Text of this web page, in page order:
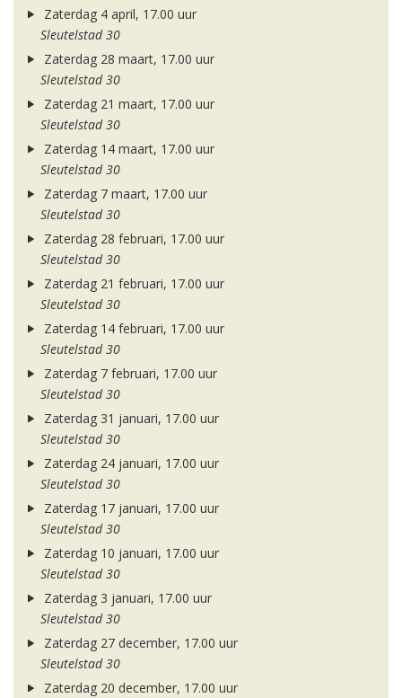
Zaterdag 4 april, 17.00 uur
Sleutelstad 30
Zaterdag 28 maart, 17.00 uur
Sleutelstad 30
Zaterdag 21 maart, 17.00 uur
Sleutelstad 30
Zaterdag 14 maart, 17.00 uur
Sleutelstad 30
Zaterdag 7 maart, 17.00 uur
Sleutelstad 30
Zaterdag 28 februari, 17.00 uur
Sleutelstad 30
Zaterdag 21 februari, 17.00 uur
Sleutelstad 30
Zaterdag 14 februari, 17.00 uur
Sleutelstad 30
Zaterdag 7 februari, 17.00 uur
Sleutelstad 30
Zaterdag 31 januari, 17.00 uur
Sleutelstad 30
Zaterdag 24 januari, 17.00 uur
Sleutelstad 30
Zaterdag 17 januari, 17.00 uur
Sleutelstad 30
Zaterdag 10 januari, 17.00 uur
Sleutelstad 30
Zaterdag 3 januari, 17.00 uur
Sleutelstad 30
Zaterdag 27 december, 17.00 uur
Sleutelstad 30
Zaterdag 20 december, 17.00 uur